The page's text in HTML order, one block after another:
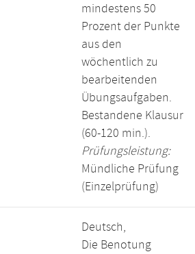
mindestens 50
Prozent der Punkte
aus den
wöchentlich zu
bearbeitenden
Übungsaufgaben.
Bestandene Klausur
(60-120 min.).
Prüfungsleistung:
Mündliche Prüfung
(Einzelprüfung)
Deutsch,
Die Benotung